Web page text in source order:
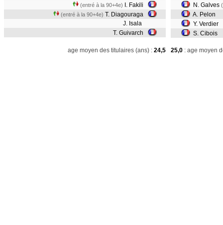
(entré à la 90+4e) I. Fakili
(entré à la 90+4e) T. Diagouraga
J. Isala
T. Guivarch
N. Galves
A. Pelon
Y. Verdier
S. Cibois
age moyen des titulaires (ans) : 24,5 25,0 : age moyen